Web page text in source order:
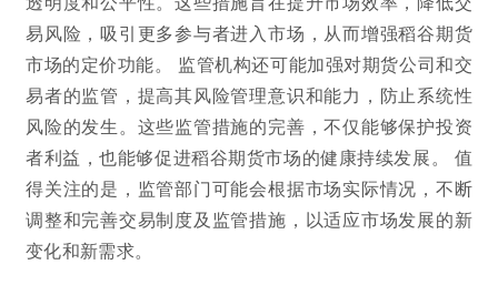
易风险，吸引更多参与者进入市场，从而增强稻谷期货
市场的定价功能。 监管机构还可能加强对期货公司和交
易者的监管，提高其风险管理意识和能力，防止系统性
风险的发生。这些监管措施的完善，不仅能够保护投资
者利益，也能够促进稻谷期货市场的健康持续发展。 值
得关注的是，监管部门可能会根据市场实际情况，不断
调整和完善交易制度及监管措施，以适应市场发展的新
变化和新需求。